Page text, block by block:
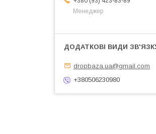
Менеджер
dropbaza.ua@gmail.com
+380506230980